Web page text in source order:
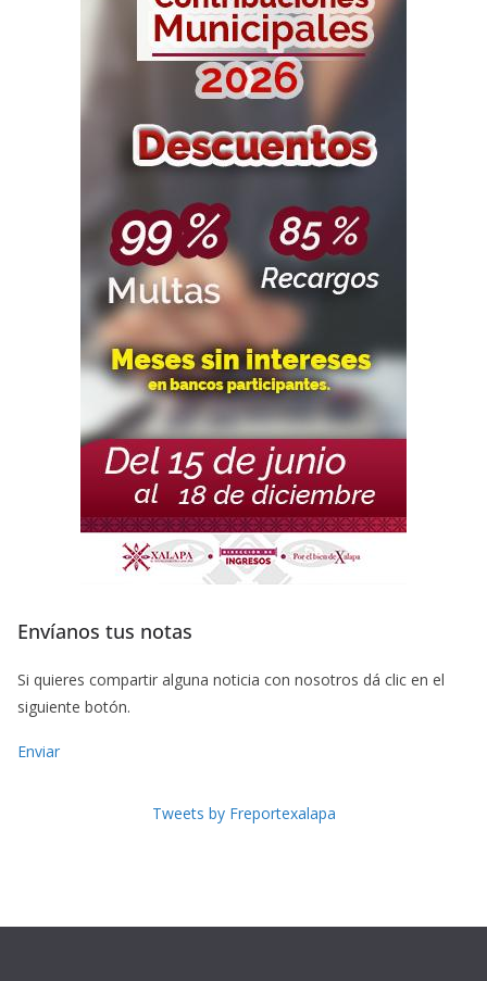
Envíanos tus notas
Si quieres compartir alguna noticia con nosotros dá clic en el
siguiente botón.
Enviar
Tweets by Freportexalapa